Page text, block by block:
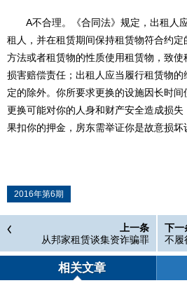
A不合理。《合同法》规定，出租人
租人，并在租赁期间保持租赁物符合约
方法或者租赁物的性质使用租赁物，致
损害赔偿责任；出租人应当履行租赁物
定的除外。你所要求更换的设施因长时
更换可能对你的人身和财产安全造成损
果扣你的押金，房东需举证你是故意损坏
2016年第6期
上一条
从邦家租赁谈集资诈骗罪
下一
不履
相关文章